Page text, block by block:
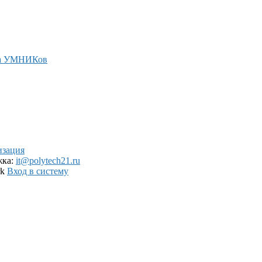
УМНИКов
it@polytech21.ru
Вход в систему